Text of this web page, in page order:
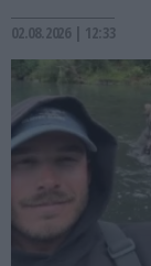
02.08.2026 | 12:33